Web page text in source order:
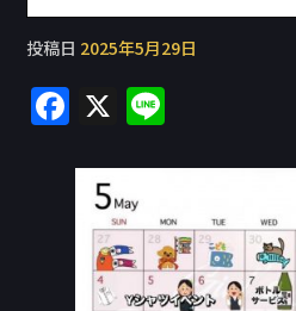
投稿日 2025年5月29日
F
c
e
b
o
X
e